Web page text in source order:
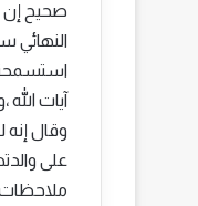
صحيح إن
النهائي
آيات
وقال إنه
على